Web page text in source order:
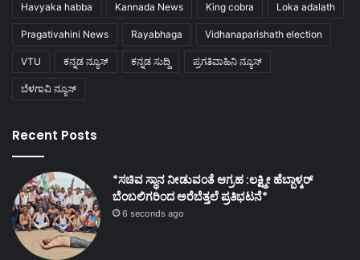
Havyaka habba Kannada News King cobra Loka adalath
Pragativahini News Rayabhaga Vidhanaparishath election
VTU ಕನ್ನಡ ನ್ಯೂಸ್ ಕನ್ನಡ ಸುದ್ದಿ ಪ್ರಗತಿವಾಹಿನಿ ನ್ಯೂಸ್
ಬೆಳಗಾವಿ ನ್ಯೂಸ್
Recent Posts
*ಸಚಿವ ಸ್ಥಾನ ನೀಡುವಂತೆ ಆಗ್ರಹ :ಲಕ್ಷ್ಮೀ ಹೆಬ್ಬಾಳ್ಕರ್
ಬೆಂಬಲಿಗರಿಂದ ಅರೆಬೆತ್ತಲೆ ಪ್ರತಿಭಟನೆ*
6 seconds ago